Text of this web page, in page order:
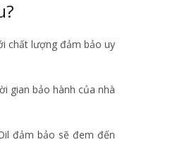
chất lượng đảm bảo uy
gian bảo hành của nhà
đảm bảo sẽ đem đến